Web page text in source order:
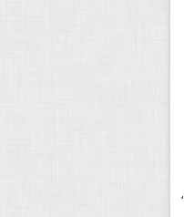
درک نوردهی – همراه با توضیح ISO،